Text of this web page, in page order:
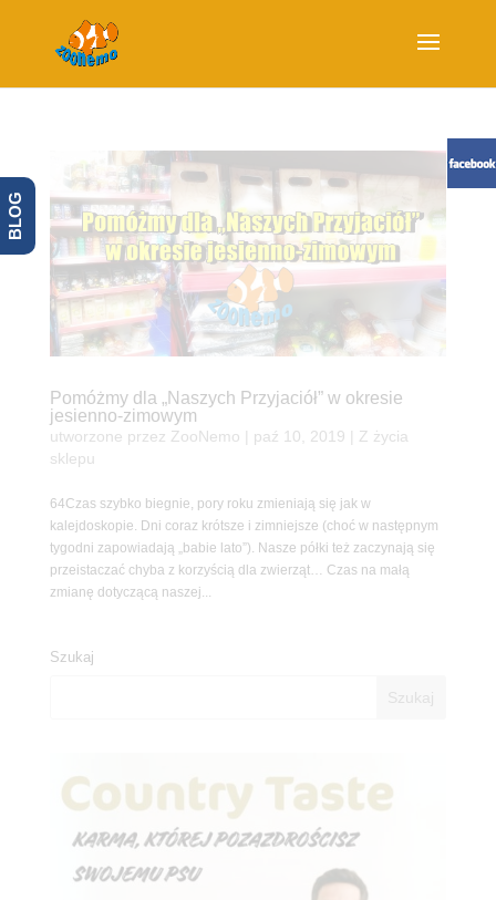
Pomóżmy dla „Naszych Przyjaciół” w okresie
jesienno-zimowym
utworzone przez ZooNemo paź 10, 2019
Z życia
sklepu
64Czas szybko biegnie, pory roku zmieniają się jak w
kalejdoskopie. Dni coraz krótsze i zimniejsze (choć w następnym
tygodni zapowiadają „babie lato”). Nasze półki też zaczynają się
przeistaczać chyba z korzyścią dla zwierząt… Czas na małą
zmianę dotyczącą naszej...
Szukaj
BLOG